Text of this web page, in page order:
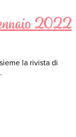
2022
la rivista di